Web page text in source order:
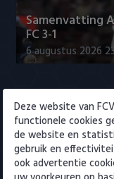
Samenvatting
FC 3-1
6 augustus 2026
Eredivisie
Deze website van
functionele cookies
de website en
gebruik en
ook advertentie